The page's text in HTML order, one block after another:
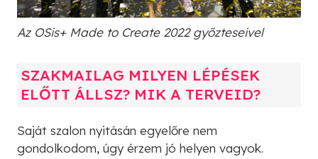
Az OSis+ Made to Create 2022 győzteseivel
SZAKMAILAG MILYEN LÉPÉSEK
ELŐTT ÁLLSZ? MIK A TERVEID?
Saját szalon nyitásán egyelőre nem
gondolkodom, úgy érzem jó helyen vagyok.